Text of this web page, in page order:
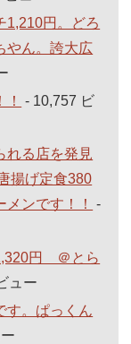
1,210円。どろ
やん。誇大広
- 10,757 ビ
れる店を発見
揚げ定食380
ンです！！
-
円 ＠とら
ュー
す。ぱっくん